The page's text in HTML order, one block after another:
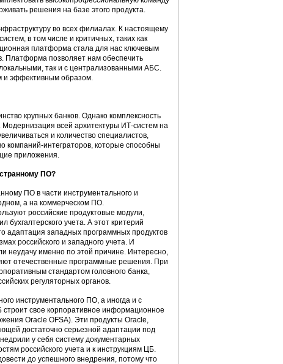
решения на базе этого продукта.
во всех филиалах. К настоящему
в том числе и критичных, таких как
платформа стала для нас ключевым
Платформа позволяет нам обеспечить
так и с централизованными АБС.
и эффективным образом.
крупных банков. Однако комплексность
всей архитектуры ИТ-систем на
и количество специалистов,
компаний-интеграторов, которые способны
приложения.
ПО?
ПО в части инструментального и
а на коммерческом ПО.
российские продуктовые модули,
бухгалтерского учета. А этот критерий
адаптация западных программных продуктов
российского и западного учета. И
неудачу именно по этой причине. Интересно,
отечественные программные решения. При
стандартом головного банка,
регуляторных органов.
инструментального ПО, а иногда и с
свое корпоративное информационное
Oracle OFSA). Эти продукты Oracle,
достаточно серьезной адаптации под
у себя систему документарных
российского учета и к инструкциям ЦБ.
до успешного внедрения, потому что